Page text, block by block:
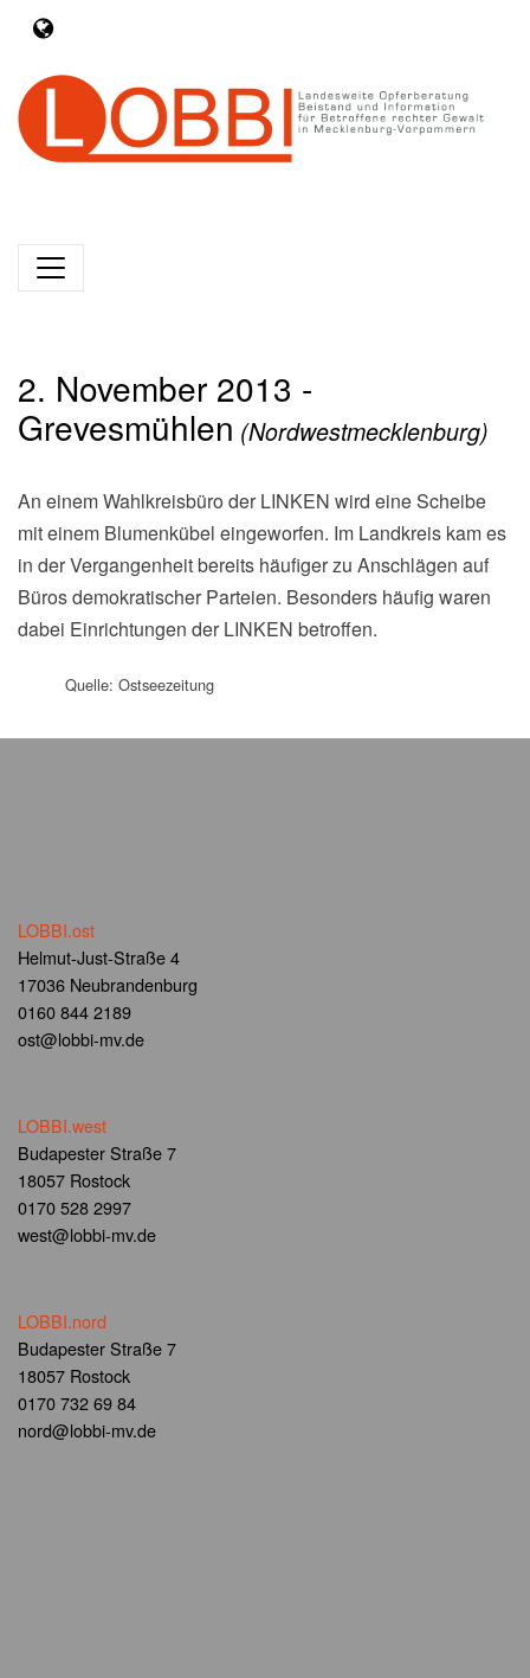
2. November 2013 -
Grevesmühlen (Nordwestmecklenburg)
An einem Wahlkreisbüro der LINKEN wird eine Scheibe
mit einem Blumenkübel eingeworfen. Im Landkreis kam es
in der Vergangenheit bereits häufiger zu Anschlägen auf
Büros demokratischer Parteien. Besonders häufig waren
dabei Einrichtungen der LINKEN betroffen.
Quelle: Ostseezeitung
LOBBI.ost
Helmut-Just-Straße 4
17036 Neubrandenburg
0160 844 2189
ost@lobbi-mv.de
LOBBI.west
Budapester Straße 7
18057 Rostock
0170 528 2997
west@lobbi-mv.de
LOBBI.nord
Budapester Straße 7
18057 Rostock
0170 732 69 84
nord@lobbi-mv.de